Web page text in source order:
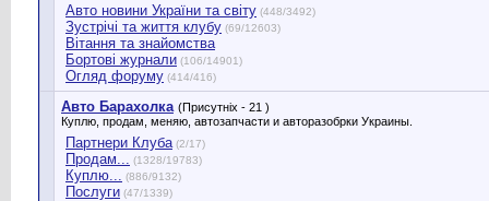
Авто новини України та світу (448/3492)
Зустрічі та життя клубу (69/12603)
Вітання та знайомства
Бортові журнали (106/14901)
Огляд форуму (414/416)
Авто Барахолка (Присутніх - 21 )
Куплю, продам, меняю, автозапчасти и авторазобрки Украины.
Партнери Клуба (2/17)
Продам... (1328/19783)
Куплю... (886/9132)
Послуги (47/1339)